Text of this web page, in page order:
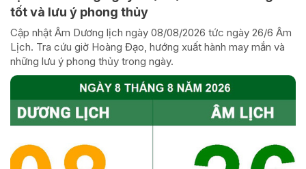
tốt và lưu ý phong thủy
Cập nhật Âm Dương lịch ngày 08/08/2026 tức ngày 26/6 Âm
Lịch. Tra cứu giờ Hoàng Đạo, hướng xuất hành may mắn và
những lưu ý phong thủy trong ngày.